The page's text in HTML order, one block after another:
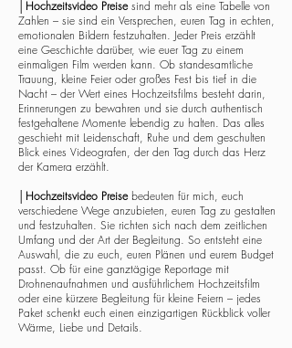
Hochzeitsvideo Preisesind mehr als eine Tabelle von
Zahlen – sie sind ein Versprechen, euren Tag in echten,
emotionalen Bildern festzuhalten. Jeder Preis erzählt
eine Geschichte darüber, wie euer Tag zu einem
einmaligen Film werden kann. Ob standesamtliche
Trauung, kleine Feier oder großes Fest bis tief in die
Nacht – der Wert eines Hochzeitsfilms besteht darin,
Erinnerungen zu bewahren und sie durch authentisch
festgehaltene Momente lebendig zu halten. Das alles
geschieht mit Leidenschaft, Ruhe und dem geschulten
Blick eines Videografen, der den Tag durch das Herz
der Kamera erzählt.
Hochzeitsvideo Preisebedeuten für mich, euch
verschiedene Wege anzubieten, euren Tag zu gestalten
und festzuhalten. Sie richten sich nach dem zeitlichen
Umfang und der Art der Begleitung. So entsteht eine
Auswahl, die zu euch, euren Plänen und eurem Budget
passt. Ob für eine ganztägige Reportage mit
Drohnenaufnahmen und ausführlichem Hochzeitsfilm
oder eine kürzere Begleitung für kleine Feiern – jedes
Paket schenkt euch einen einzigartigen Rückblick voller
Wärme, Liebe und Details.